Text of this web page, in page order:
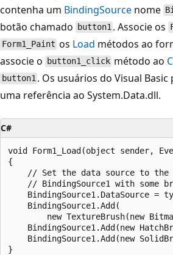
contenha um BindingSource nome
botão chamado
button1 . Associe os
Form1_Paint os Load métodos ao
associe o
button1_click método ao
button1 . Os usuários do Visual
uma referência ao System.Data.dll.
C#
void Form1_Load(object sender,
{
// Set the data source to the
// BindingSource1 with some
BindingSource1.DataSource =
    BindingSource1.Add(
new TextureBrush(new
BindingSource1.Add(new
BindingSource1.Add(new
}